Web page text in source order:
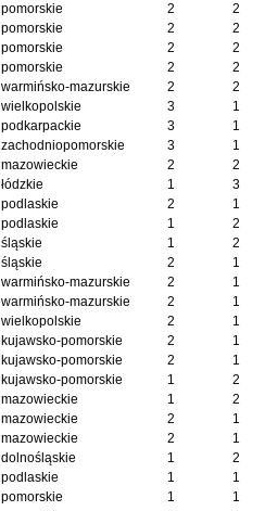
pomorskie 2
2
pomorskie 2
2
pomorskie 2
2
pomorskie 2
2
warmińsko-mazurskie 2
2
wielkopolskie 3
1
podkarpackie 3
1
zachodniopomorskie 3
1
mazowieckie 2
2
łódzkie 1
3
podlaskie 2
1
podlaskie 1
2
śląskie 1
2
śląskie 2
1
warmińsko-mazurskie 2
1
warmińsko-mazurskie 2
1
wielkopolskie 2
1
kujawsko-pomorskie 2
1
kujawsko-pomorskie 2
1
kujawsko-pomorskie 1
2
mazowieckie 1
2
mazowieckie 2
1
mazowieckie 2
1
dolnośląskie 1
2
podlaskie 1
1
pomorskie 1
1